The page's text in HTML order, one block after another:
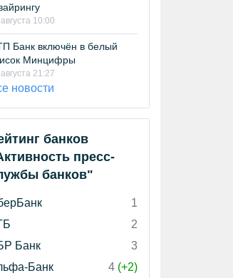
10:00
Банк включён в белый
Минцифры
21:27
новости
банков
пресс-
банков"
1
2
Банк
3
Банк
4 (+2)